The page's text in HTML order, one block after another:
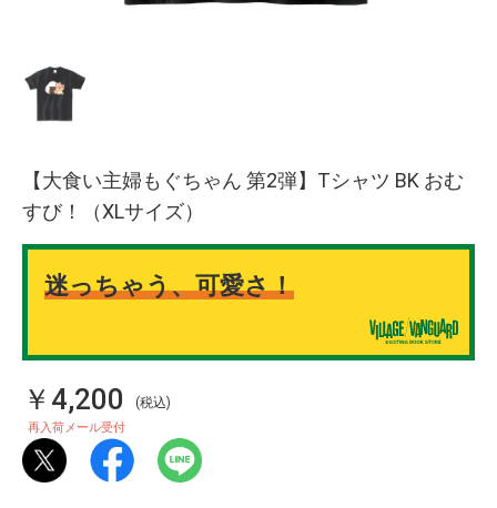
【大食い主婦もぐちゃん 第2弾】Tシャツ BK おむ
すび！（XLサイズ）
迷っちゃう、可愛さ！
￥4,200 (税込)
再入荷メール受付